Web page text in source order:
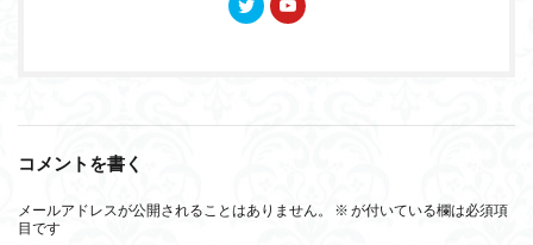
コメントを書く
メールアドレスが公開されることはありません。 ※ が付いている欄は必須項
目です